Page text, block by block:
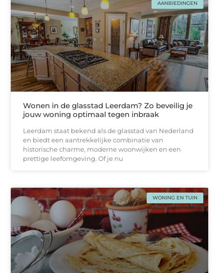
AANBIEDINGEN
Wonen in de glasstad Leerdam? Zo beveilig je
jouw woning optimaal tegen inbraak
Leerdam staat bekend als de glasstad van Nederland
en biedt een aantrekkelijke combinatie van
historische charme, moderne woonwijken en een
prettige leefomgeving. Of je nu
WONING EN TUIN